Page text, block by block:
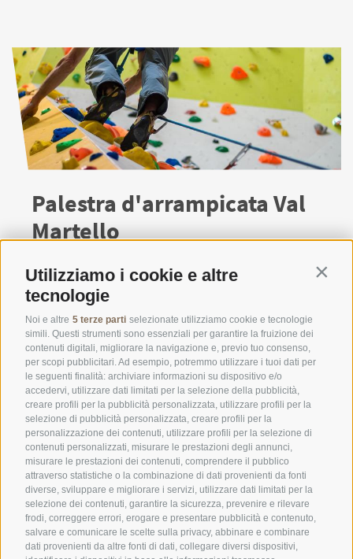
Utilizziamo i cookie e altre
tecnologie
Noi e altre 5 terze parti selezionate utilizziamo cookie e tecnologie
simili. Questi strumenti sono essenziali per garantire la fruizione dei
contenuti digitali, migliorare la navigazione e, previo tuo consenso,
per scopi pubblicitari. Ad esempio, potremmo utilizzare i tuoi dati per
le seguenti finalità: archiviare informazioni su dispositivo e/o
accedervi, utilizzare dati limitati per la selezione della pubblicità,
creare profili per la pubblicità personalizzata, utilizzare profili per la
selezione di pubblicità personalizzata, creare profili per la
personalizzazione dei contenuti, utilizzare profili per la selezione di
contenuti personalizzati, misurare le prestazioni degli annunci,
misurare le prestazioni dei contenuti, comprendere il pubblico
attraverso statistiche o la combinazione di dati provenienti da fonti
diverse, sviluppare e migliorare i servizi, utilizzare dati limitati per la
selezione dei contenuti, garantire la sicurezza, prevenire e rilevare
frodi, correggere errori, erogare e presentare pubblicità e contenuto,
salvare e comunicare le scelte sulla privacy, abbinare e combinare
dati provenienti da altre fonti di dati, collegare diversi dispositivi,
Palestra d'arrampicata Val
Martello
La palestra di arrampicata è stata completata nel 1993-
1994 , nel 2004 ricostruito e ampliato nel 2007 . Su 300m²
superficie arrampicata , ognuno può trovare ...
LEGGI DI PIÙ
UFFICIO PER IL PARCO NAZIONALE DELLO STELVIO
SOCIAL MEDIA POLICY | CREDITS | MAPPA DEL SITO | COOKIE POLICY | PRIVACY
Preferenze Cookies